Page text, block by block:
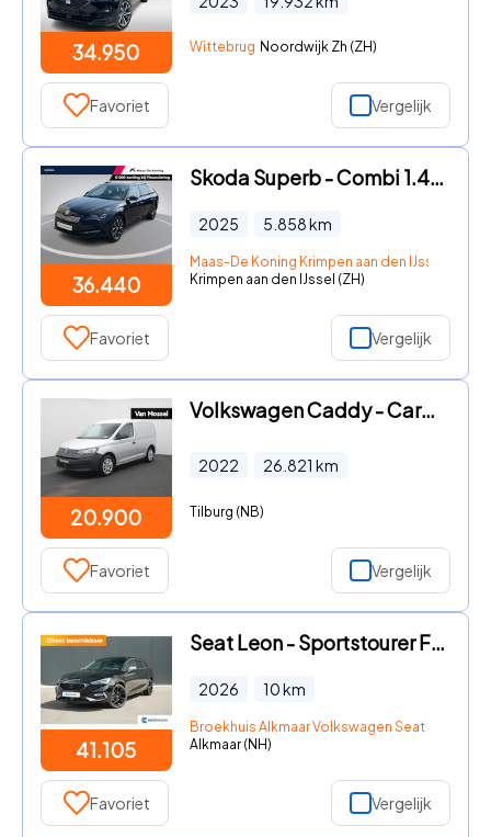
34.950 Wittebrug Noordwijk Zh (ZH)
Favoriet Vergelijk
36.440
Skoda Superb - Combi 1.4TSI 160kW/218PK iV Business Edition Plus · Navigati
2025 5.858km
Maas-De Koning Krimpen aan den IJssel
Krimpen aan den IJssel (ZH)
Favoriet Vergelijk
20.900
Volkswagen Caddy - Cargo 2.0 TDI 102PK Airco | Multifunctioneel Stuurwiel | Par
2022 26.821 km
Tilburg (NB)
Favoriet Vergelijk
41.105
Seat Leon - Sportstourer FR Business - eHybrid | Achteruitrijcamera | Au
2026 10km
Broekhuis Alkmaar Volkswagen Seat Skoda
Alkmaar (NH)
Favoriet Vergelijk